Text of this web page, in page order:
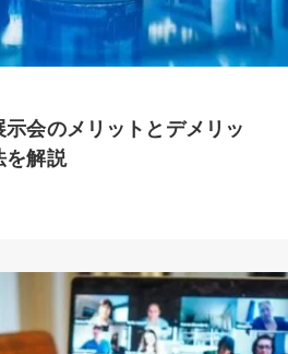
示会のメリットとデメリッ
を解説